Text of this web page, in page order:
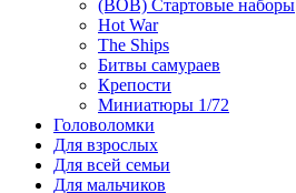
(ВОВ) Стартовые наборы
Hot War
The Ships
Битвы самураев
Крепости
Миниатюры 1/72
Головоломки
Для взрослых
Для всей семьи
Для мальчиков